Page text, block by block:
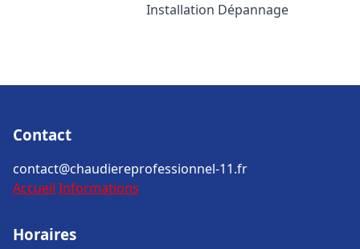
Installation Dépannage
Contact
contact@chaudiereprofessionnel-11.fr
Accueil Informations
Horaires